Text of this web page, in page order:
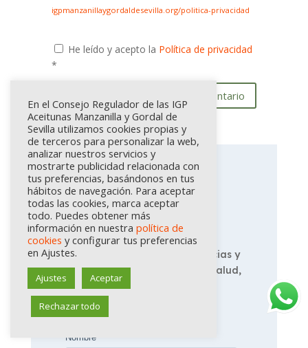
igpmanzanillaygordaldesevilla.org/politica-privacidad
He leído y acepto la Política de privacidad
*
Enviar comentario
Suscríbete a
nuestro blog
No te pierdas las últimas noticias y
consejos sobre gastronomía, salud,
historia y estilo de vida con el
Consejo Regulador.
En el Consejo Regulador de las IGP
Aceitunas Manzanilla y Gordal de
Sevilla utilizamos cookies propias y
de terceros para personalizar la web,
analizar nuestros servicios y
mostrarte publicidad relacionada con
tus preferencias, basándonos en tus
hábitos de navegación. Para aceptar
todas las cookies, marca aceptar
todo. Puedes obtener más
información en nuestra política de
cookies y configurar tus preferencias
en Ajustes.
Ajustes Aceptar
Rechazar todo